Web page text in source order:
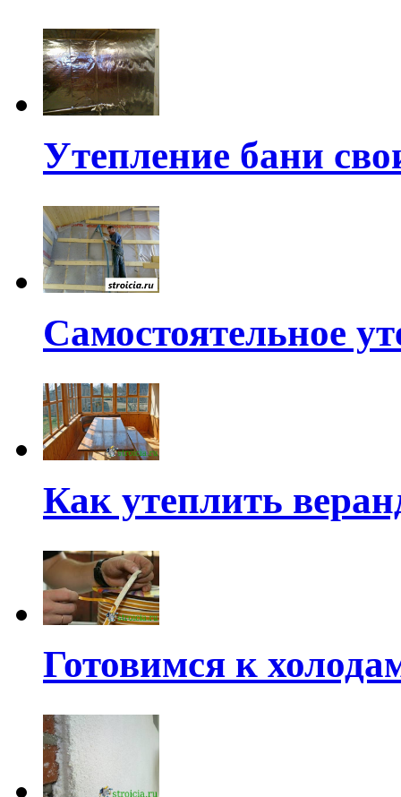
Утепление бани
Самостоятельное
Как утеплить
Готовимся к